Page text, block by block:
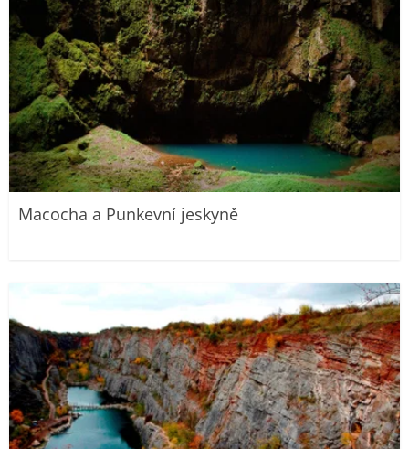
Macocha a Punkevní jeskyně